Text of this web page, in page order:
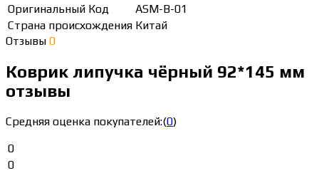
Оригинальный Код
ASM-B-01
Страна происхождения Китай
Отзывы 0
Коврик липучка чёрный 92*145 мм
отзывы
Средняя оценка покупателей:(0)
0
0